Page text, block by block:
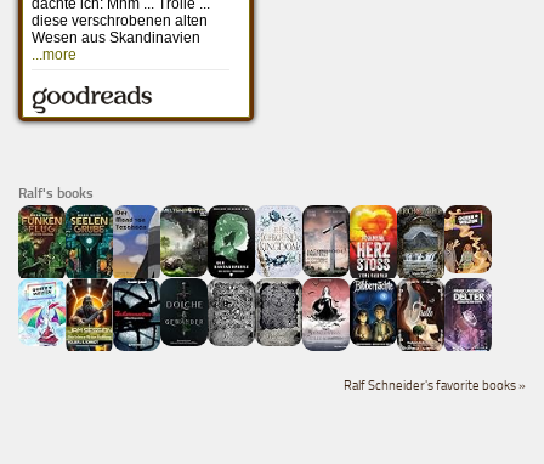
Ralf's books
Ralf Schneider's favorite books »